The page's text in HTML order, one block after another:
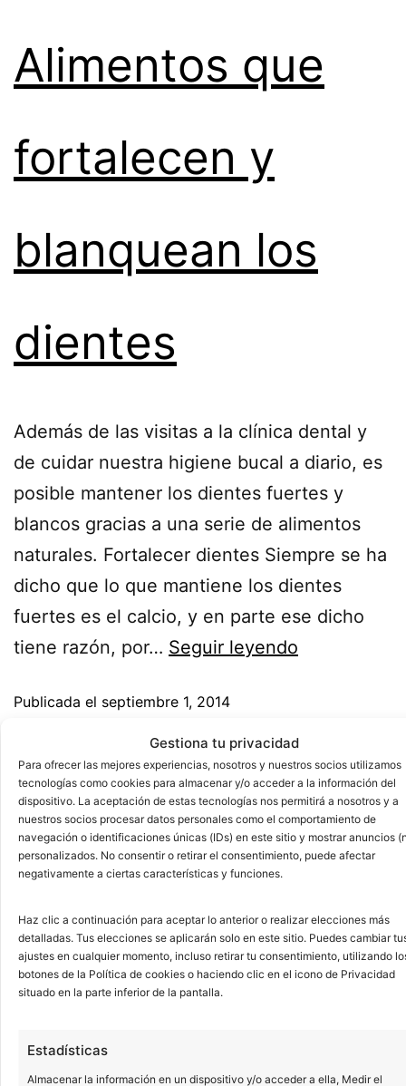
Gestiona tu privacidad
Para ofrecer las mejores experiencias, nosotros y nuestros socios utilizamos
tecnologías como cookies para almacenar y/o acceder a la información del
dispositivo. La aceptación de estas tecnologías nos permitirá a nosotros y a
nuestros socios procesar datos personales como el comportamiento de
navegación o identificaciones únicas (IDs) en este sitio y mostrar anuncios
personalizados. No consentir o retirar el consentimiento, puede afectar
negativamente a ciertas características y funciones.
Haz clic a continuación para aceptar lo anterior o realizar elecciones más
detalladas. Tus elecciones se aplicarán solo en este sitio. Puedes cambiar
ajustes en cualquier momento, incluso retirar tu consentimiento, utilizando
botones de la Política de cookies o haciendo clic en el icono de Privacidad
situado en la parte inferior de la pantalla.
Estadísticas
Almacenar la información en un dispositivo y/o acceder a ella, Medir el
Alimentos que
fortalecen y
blanquean los
dientes
Además de las visitas a la clínica dental y
de cuidar nuestra higiene bucal a diario, es
posible mantener los dientes fuertes y
blancos gracias a una serie de alimentos
naturales. Fortalecer dientes Siempre se ha
dicho que lo que mantiene los dientes
fuertes es el calcio, y en parte ese dicho
tiene razón, por… Seguir leyendo
Publicada el septiembre 1, 2014
blanqueamiento dental barcelona
clinica dental barcelona
Blanqueamiento
dental, ¿por qué
es tan